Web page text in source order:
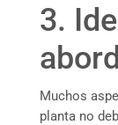
3.
Muchos
planta no